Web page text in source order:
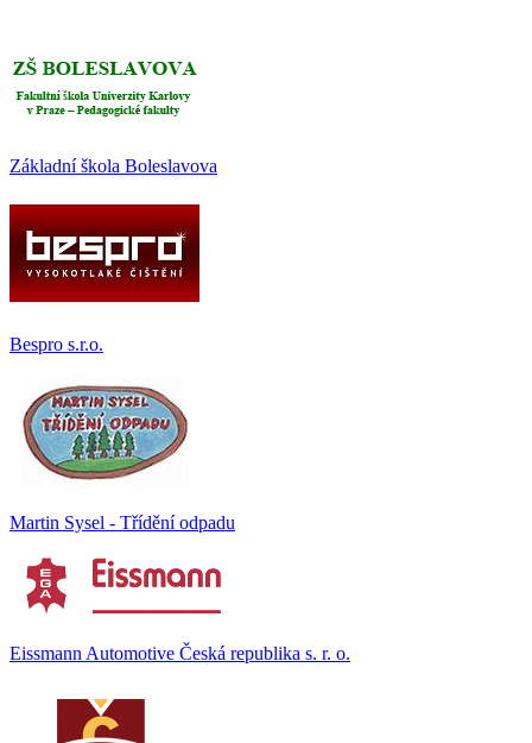
Základní škola Boleslavova
Bespro s.r.o.
Martin Sysel - Třídění odpadu
Eissmann Automotive Česká republika s. r. o.